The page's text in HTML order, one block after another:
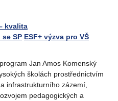
kvalita
se SP ESF+ výzva pro VŠ
Jan Amos Komenský
školách prostřednictvím
infrastrukturního zázemí,
pedagogických a